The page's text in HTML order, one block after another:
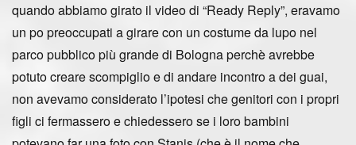
quando abbiamo girato il video di “Ready Reply”, eravamo
un po preoccupati a girare con un costume da lupo nel
parco pubblico più grande di Bologna perchè avrebbe
potuto creare scompiglio e di andare incontro a dei guai,
non avevamo considerato l’ipotesi che genitori con i propri
figli ci fermassero e chiedessero se i loro bambini